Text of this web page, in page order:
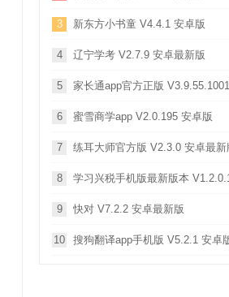
3 新东方小书童 V4.4.1 安卓版
4 辽宁学考 V2.7.9 安卓最新版
5 家长通app官方正版
6 蜜雪商学app V2.0.195 安卓版
7 练耳大师官方版 V2.3.0 安卓最新
8 学习兴税手机版最新版本
9 快对 V7.2.2 安卓最新版
10 搜狗翻译app手机版 V5.2.1 安卓